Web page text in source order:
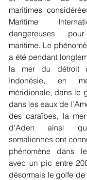
maritimes
Maritime
dangereuses
maritime. Le
a été pendant
la mer du détroit
Indonésie, en
méridionale, dans le
dans les eaux de
des caraïbes, la
d’Aden ainsi
somaliennes ont
phénomène dans
avec un pic entre
désormais le golfe